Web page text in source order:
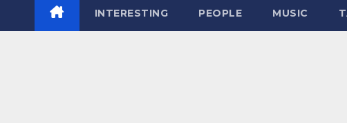
INTERESTING PEOPLE MUSIC